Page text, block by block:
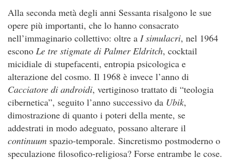
Alla seconda metà degli anni Sessanta risalgono le sue
opere più importanti, che lo hanno consacrato
nell’immaginario collettivo: oltre a I simulacri, nel 1964
escono Le tre stigmate di Palmer Eldritch, cocktail
micidiale di stupefacenti, entropia psicologica e
alterazione del cosmo. Il 1968 è invece l’anno di
Cacciatore di androidi, vertiginoso trattato di “teologia
cibernetica”, seguito l’anno successivo da Ubik,
dimostrazione di quanto i poteri della mente, se
addestrati in modo adeguato, possano alterare il
continuum spazio-temporale. Sincretismo postmoderno o
speculazione filosofico-religiosa? Forse entrambe le cose.